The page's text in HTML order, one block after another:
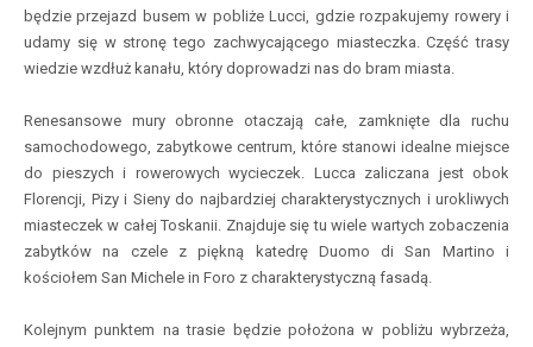
będzie przejazd busem w pobliże Lucci, gdzie rozpakujemy rowery i
udamy się w stronę tego zachwycającego miasteczka. Część trasy
wiedzie wzdłuż kanału, który doprowadzi nas do bram miasta.
Renesansowe mury obronne otaczają całe, zamknięte dla ruchu
samochodowego, zabytkowe centrum, które stanowi idealne miejsce
do pieszych i rowerowych wycieczek. Lucca zaliczana jest obok
Florencji, Pizy i Sieny do najbardziej charakterystycznych i urokliwych
miasteczek w całej Toskanii. Znajduje się tu wiele wartych zobaczenia
zabytków na czele z piękną katedrę Duomo di San Martino i
kościołem San Michele in Foro z charakterystyczną fasadą.
Kolejnym punktem na trasie będzie położona w pobliżu wybrzeża,